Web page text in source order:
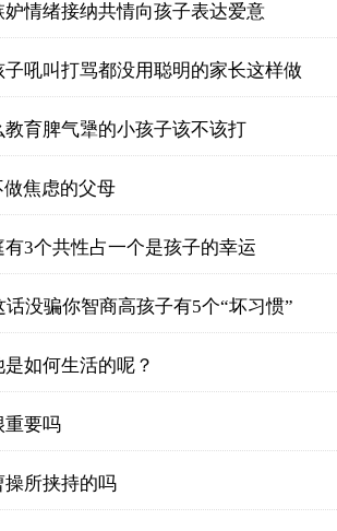
情绪接纳共情向孩子表达爱意
吼叫打骂都没用聪明的家长这样做
育脾气犟的小孩子该不该打
焦虑的父母
3个共性占一个是孩子的幸运
没骗你智商高孩子有5个“坏习惯”
如何生活的呢？
重要吗
所挟持的吗